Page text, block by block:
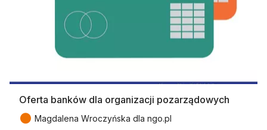
Oferta banków dla organizacji pozarządowych
● Magdalena Wroczyńska dla ngo.pl